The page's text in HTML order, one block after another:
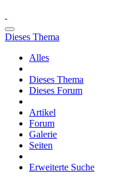
Dieses Thema
Alles
Dieses Thema
Dieses Forum
Artikel
Forum
Galerie
Seiten
Erweiterte Suche